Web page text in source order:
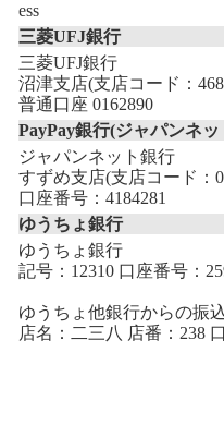
ess
三菱UFJ銀行
三菱UFJ銀行
沼津支店(支店コード：
普通口座 0162890
PayPay銀行(ジャパンネ
ジャパンネット銀行
すずめ支店(支店コード：
口座番号：4184281
ゆうちょ銀行
ゆうちょ銀行
記号：12310 口座番号：
ゆうちょ他銀行からの振
店名：二三八 店番：238